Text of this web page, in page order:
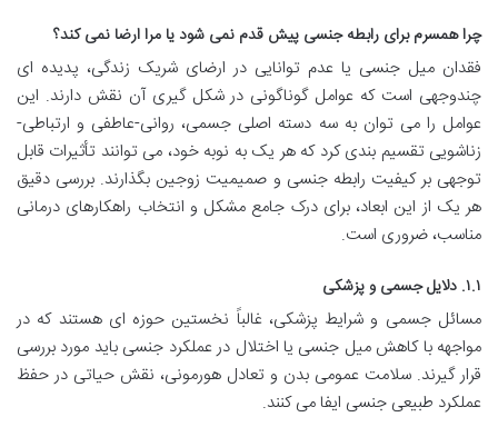
چرا همسرم برای رابطه جنسی پیش قدم نمی شود یا مرا ارضا نمی کند؟
فقدان میل جنسی یا عدم توانایی در ارضای شریک زندگی، پدیده ای
چندوجهی است که عوامل گوناگونی در شکل گیری آن نقش دارند. این
عوامل را می توان به سه دسته اصلی جسمی، روانی-عاطفی و ارتباطی-
زناشویی تقسیم بندی کرد که هر یک به نوبه خود، می توانند تأثیرات قابل
توجهی بر کیفیت رابطه جنسی و صمیمیت زوجین بگذارند. بررسی دقیق
هر یک از این ابعاد، برای درک جامع مشکل و انتخاب راهکارهای درمانی
مناسب، ضروری است.
۱.۱. دلایل جسمی و پزشکی
مسائل جسمی و شرایط پزشکی، غالباً نخستین حوزه ای هستند که در
مواجهه با کاهش میل جنسی یا اختلال در عملکرد جنسی باید مورد بررسی
قرار گیرند. سلامت عمومی بدن و تعادل هورمونی، نقش حیاتی در حفظ
عملکرد طبیعی جنسی ایفا می کنند.